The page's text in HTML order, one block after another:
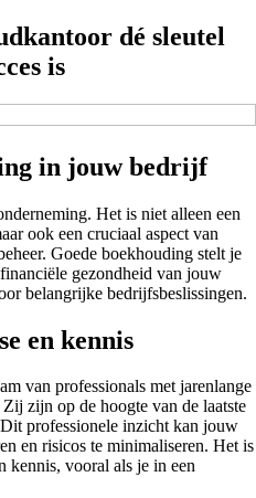
dé sleutel
is
in jouw bedrijf
Het is niet alleen een
ook een cruciaal aspect van
Goede boekhouding stelt je
gezondheid van jouw
belangrijke bedrijfsbeslissingen.
en kennis
van professionals met jarenlange
zijn op de hoogte van de laatste
professionele inzicht kan jouw
en risicos te minimaliseren. Het is
kennis, vooral als je in een